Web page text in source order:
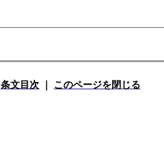
条文目次 このページを閉じる